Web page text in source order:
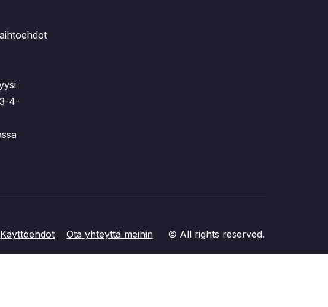
4-
Käyttöehdot Ota yhteyttä meihin © All rights reserved.